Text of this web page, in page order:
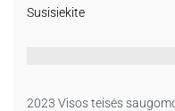
Susisiekite
2023 Visos teisės